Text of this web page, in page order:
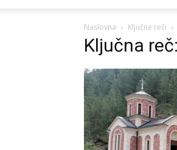
Naslovna Ključne reči
Ključna